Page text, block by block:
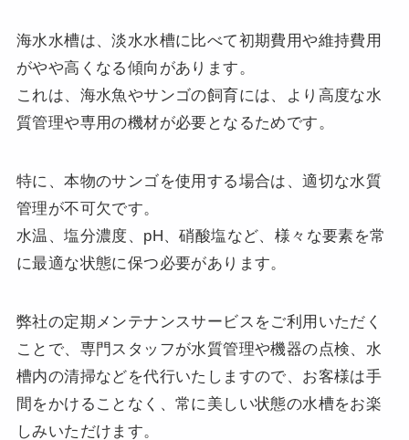
海水水槽は、淡水水槽に比べて初期費用や維持費用
がやや高くなる傾向があります。
これは、海水魚やサンゴの飼育には、より高度な水
質管理や専用の機材が必要となるためです。
特に、本物のサンゴを使用する場合は、適切な水質
管理が不可欠です。
水温、塩分濃度、pH、硝酸塩など、様々な要素を常
に最適な状態に保つ必要があります。
弊社の定期メンテナンスサービスをご利用いただく
ことで、専門スタッフが水質管理や機器の点検、水
槽内の清掃などを代行いたしますので、お客様は手
間をかけることなく、常に美しい状態の水槽をお楽
しみいただけます。